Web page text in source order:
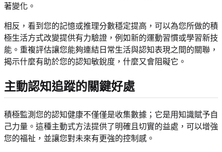
著變化。
相反，看到您的記憶或推理分數穩定提高，可以為您所做的積
極生活方式改變提供有力驗證，例如新的運動習慣或學習新技
能。重複評估讓您能夠連結日常生活與認知表現之間的關聯，
揭示什麼有助於您的認知敏銳度，什麼又會阻礙它。
主動認知追蹤的關鍵好處
積極監測您的認知健康不僅僅是收集數據；它是用知識賦予自
己力量。這種主動式方法提供了明確且切實的益處，可以增強
您的福祉，並讓您對未來有更強的控制感。